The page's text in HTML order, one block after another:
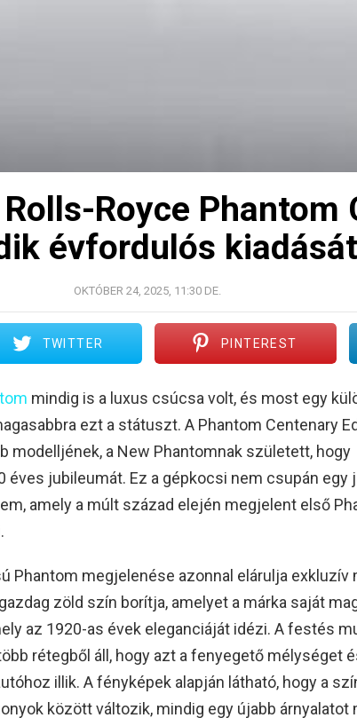
Royce Phantom
évfordulós kiadását
OKTÓBER 24, 2025, 11:30 DE.
TWITTER PINTEREST
mindig is a luxus csúcsa volt, és most egy
ezt a státuszt. A Phantom Centenary
modelljének, a New Phantomnak született, hogy
éves jubileumát. Ez a gépkocsi nem csupán egy
amely a múlt század elején megjelent első
Phantom megjelenése azonnal elárulja exkluzív
zöld szín borítja, amelyet a márka saját
az 1920-as évek eleganciáját idézi. A festés
rétegből áll, hogy azt a fenyegető mélységet
illik. A fényképek alapján látható, hogy a
között változik, mindig egy újabb árnyalatot